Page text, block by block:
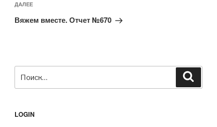
Следующая
запись
ДАЛЕЕ
Вяжем вместе. Отчет №670
LOGIN